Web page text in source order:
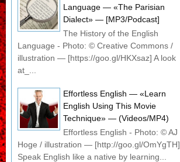
Language — «The Parisian
Dialect» — [MP3/Podcast]
The History of the English
Language - Photo: © Creative Commons /
illustration — [https://goo.gl/HKXsaz] A look
at_...
Effortless English — «Learn
English Using This Movie
Technique» — (Videos/MP4)
Effortless English - Photo: © AJ
Hoge / illustration — [http://goo.gl/OmYgTH]
Speak English like a native by learning...